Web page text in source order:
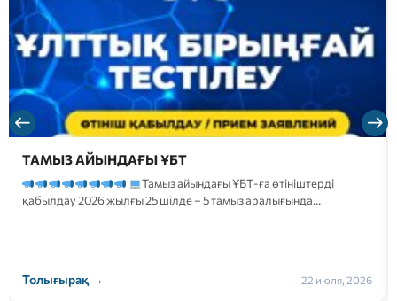
ТАМЫЗ АЙЫНДАҒЫ ҰБТ
Тамыз айындағы ҰБТ-ға өтініштерді
қабылдау 2026 жылғы 25 шілде – 5 тамыз аралығында…
Толығырақ → 22 июля, 2026